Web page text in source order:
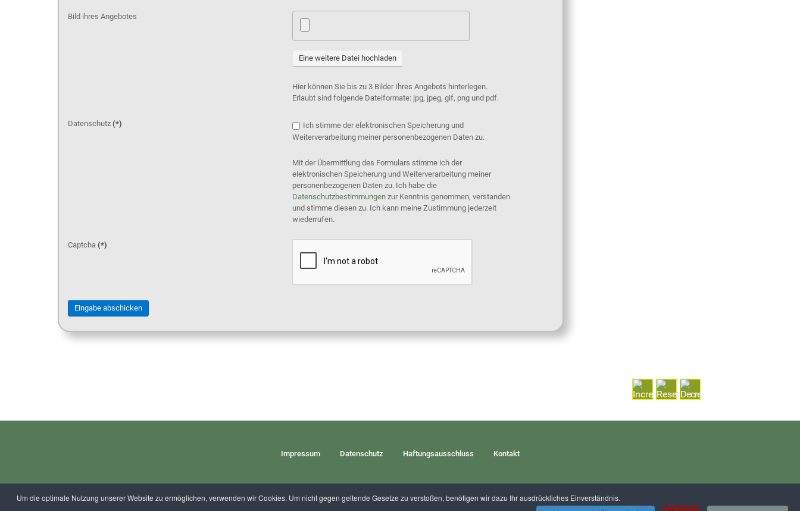
Bild ihres Angebotes
Eine weitere Datei hochladen
Hier können Sie bis zu 3 Bilder Ihres Angebots hinterlegen.
Erlaubt sind folgende Dateiformate: jpg, jpeg, gif, png und pdf.
Datenschutz (*)
Ich stimme der elektronischen Speicherung und
Weiterverarbeitung meiner personenbezogenen Daten zu.
Mit der Übermittlung des Formulars stimme ich der
elektronischen Speicherung und Weiterverarbeitung meiner
personenbezogenen Daten zu. Ich habe die
Datenschutzbestimmungen zur Kenntnis genommen, verstanden
und stimme diesen zu. Ich kann meine Zustimmung jederzeit
wiederrufen.
Captcha (*)
Eingabe abschicken
Impressum Datenschutz Haftungsausschluss Kontakt
Um die optimale Nutzung unserer Website zu ermöglichen, verwenden wir Cookies. Um nicht gegen geltende Gesetze zu verstoßen, benötigen wir dazu Ihr ausdrückliches Einverständnis.